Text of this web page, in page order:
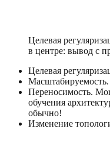
Целевая
в центре: вывод с
Целевая
Масштабируемость.
Переносимость.
обучения
обычно!
Изменение